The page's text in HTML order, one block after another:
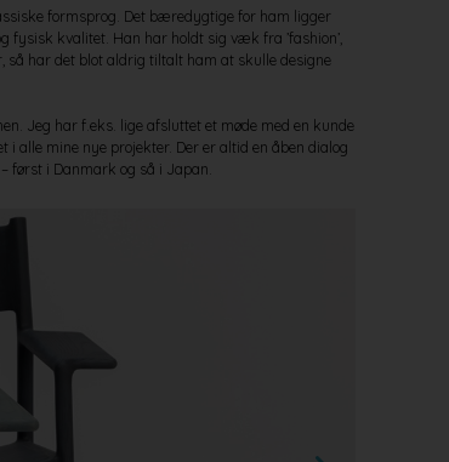
formsprog. Det bæredygtige for ham ligger
fysisk kvalitet. Han har holdt sig væk fra ’fashion’,
har det blot aldrig tiltalt ham at skulle designe
Jeg har f.eks. lige afsluttet et møde med en kunde
alle mine nye projekter. Der er altid en åben dialog
først i Danmark og så i Japan.